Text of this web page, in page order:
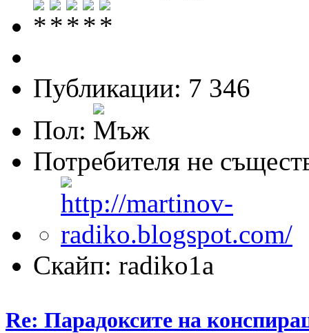
Публикации: 7 346
Пол:
Потребителя не
Скайп: radiko1a
Re: Парадоксите на